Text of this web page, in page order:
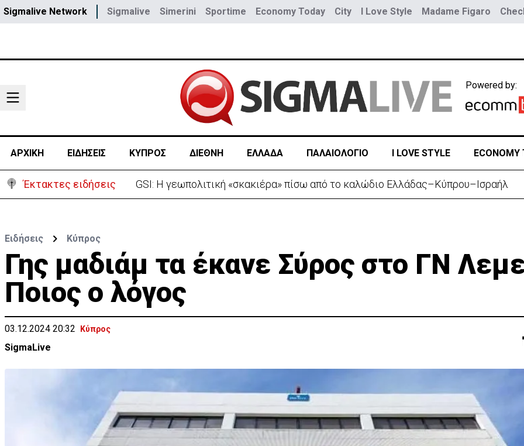
Sigmalive Network Sigmalive Simerini Sportime Economy Today City I Love Style Madame Figaro
Powered by:
ΑΡΧΙΚΗ ΕΙΔΗΣΕΙΣ ΚΥΠΡΟΣ ΔΙΕΘΝΗ ΕΛΛΑΔΑ ΠΑΛΑΙΟΛΟΓΙΟ I LOVE STYLE ECONOMY
Έκτακτες ειδήσεις GSI: Η γεωπολιτική «σκακιέρα» πίσω από το καλώδιο Ελλάδας–Κύπρου–Ισραήλ
Ειδήσεις Κύπρος
Γης μαδιάμ τα έκανε Σύρος στο ΓΝ
Ποιος ο λόγος
03.12.2024 20:32 Κύπρος
SigmaLive